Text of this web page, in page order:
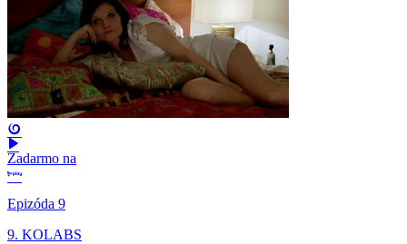
Zadarmo na
Epizóda 9
9. KOLABS